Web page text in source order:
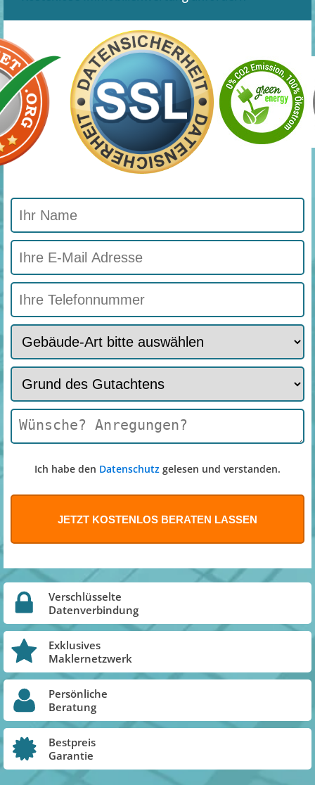
Ich habe den Datenschutz gelesen und verstanden.
Verschlüsselte
Datenverbindung
Exklusives
Maklernetzwerk
Persönliche
Beratung
Bestpreis
Garantie